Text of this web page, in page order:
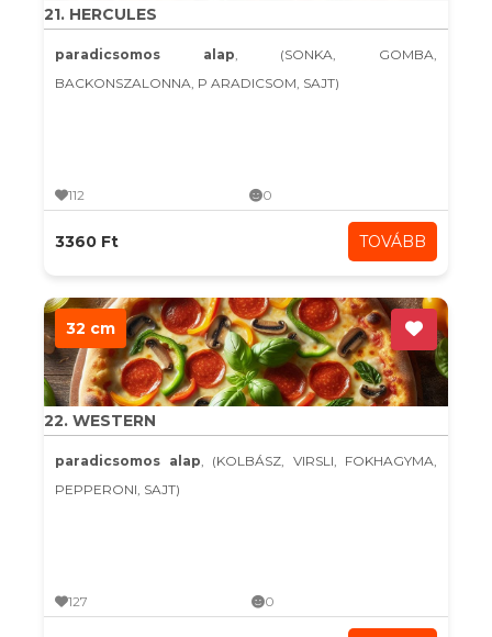
21. HERCULES
paradicsomos alap, (SONKA, GOMBA,
BACKONSZALONNA, P ARADICSOM, SAJT)
112 0
3360 Ft TOVÁBB
32 cm
22. WESTERN
paradicsomos alap, (KOLBÁSZ, VIRSLI, FOKHAGYMA,
PEPPERONI, SAJT)
127 0